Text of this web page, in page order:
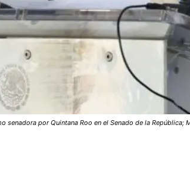
senadora por Quintana Roo en el Senado de la